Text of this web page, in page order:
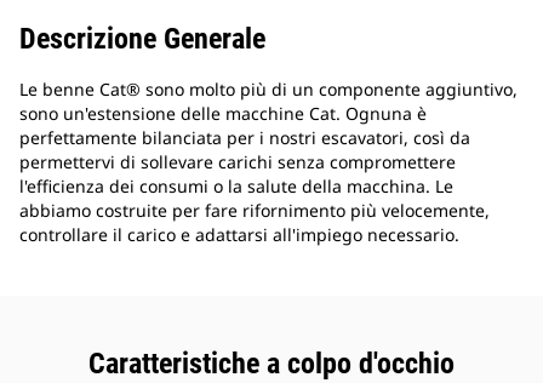
Descrizione Generale
Le benne Cat® sono molto più di un componente aggiuntivo,
sono un'estensione delle macchine Cat. Ognuna è
perfettamente bilanciata per i nostri escavatori, così da
permettervi di sollevare carichi senza compromettere
l'efficienza dei consumi o la salute della macchina. Le
abbiamo costruite per fare rifornimento più velocemente,
controllare il carico e adattarsi all'impiego necessario.
Caratteristiche a colpo d'occhio